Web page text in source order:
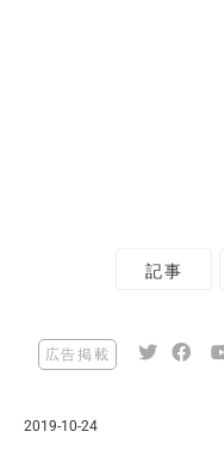
記事
広告掲載
2019-10-24